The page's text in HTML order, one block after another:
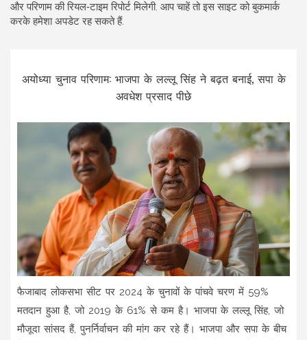
और परिणाम की रियल‑टाइम रिपोर्ट मिलेगी. आप चाहें तो इस साइट को बुकमार्क
करके हमेशा अपडेट रह सकते हैं.
अयोध्या चुनाव परिणाम: भाजपा के लल्लू सिंह ने बढ़त बनाई, सपा के
अवधेश प्रसाद पीछे
फैजाबाद लोकसभा सीट पर 2024 के चुनावों के पांचवे चरण में 59%
मतदान हुआ है, जो 2019 के 61% से कम है। भाजपा के लल्लू सिंह, जो
मौजूदा सांसद हैं, पुनर्निर्वाचन की मांग कर रहे हैं। भाजपा और सपा के बीच